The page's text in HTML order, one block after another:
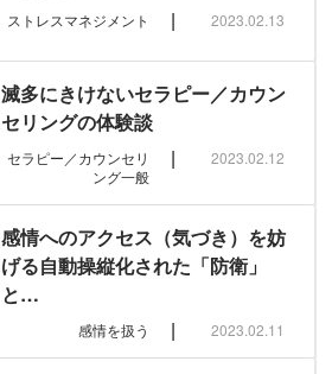
ストレスマネジメント | 2023.02.13
滅多にきけないセラピー／カウン
セリングの体験談
セラピー／カウンセリ
ング一般
| 2023.02.12
感情へのアクセス（気づき）を妨
げる自動操縦化された「防衛」
と…
感情を扱う | 2023.02.11